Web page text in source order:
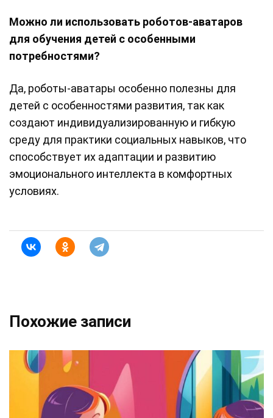
Можно ли использовать роботов-аватаров
для обучения детей с особенными
потребностями?
Да, роботы-аватары особенно полезны для
детей с особенностями развития, так как
создают индивидуализированную и гибкую
среду для практики социальных навыков, что
способствует их адаптации и развитию
эмоционального интеллекта в комфортных
условиях.
Похожие записи